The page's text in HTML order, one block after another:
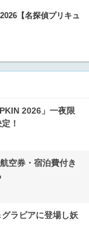
【名探偵プリキュ
2026」一夜限
！
空券・宿泊費付き
ラビアに登場し妖